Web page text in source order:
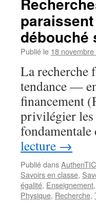
débouché
Publié le 18
La recherche
tendance —
financement
privilégier les
lecture →
Publié dans
Savoirs en classe,
égalité, Enseignement,
Physique, Recherche,